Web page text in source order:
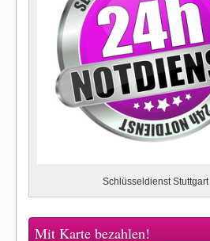
Schlüsseldienst Stuttgart
Mit Karte bezahlen!